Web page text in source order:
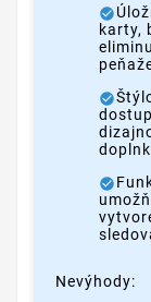
karty,
Nevýhody: